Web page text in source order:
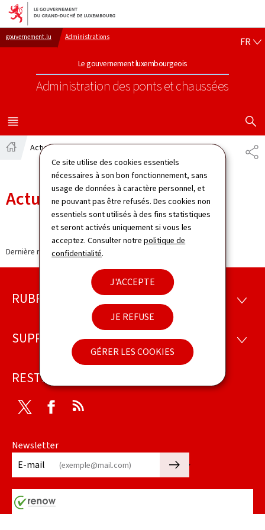
Ce site utilise des cookies essentiels
nécessaires à son bon fonctionnement, sans
usage de données à caractère personnel, et
ne pouvant pas être refusés. Des cookies non
essentiels sont utilisés à des fins statistiques
et seront activés uniquement si vous les
acceptez. Consulter notrepolitique de
confidentialité.
J'ACCEPTE
JE REFUSE
GÉRER LES COOKIES
Aller au menu principal
Aller au contenu
gouvernement.lu Administrations
Le gouvernement luxembourgeois
Administration des ponts et chaussées
FR
MENU
PRINCIPAL
Actualités
Actualités
Dernière modification le12.09.2024
Pied
page
RUBRIQUES
SUPPORT
RESTEZ CONNECTÉ
Twitter Facebook
Newsletter
E-mail
🡒